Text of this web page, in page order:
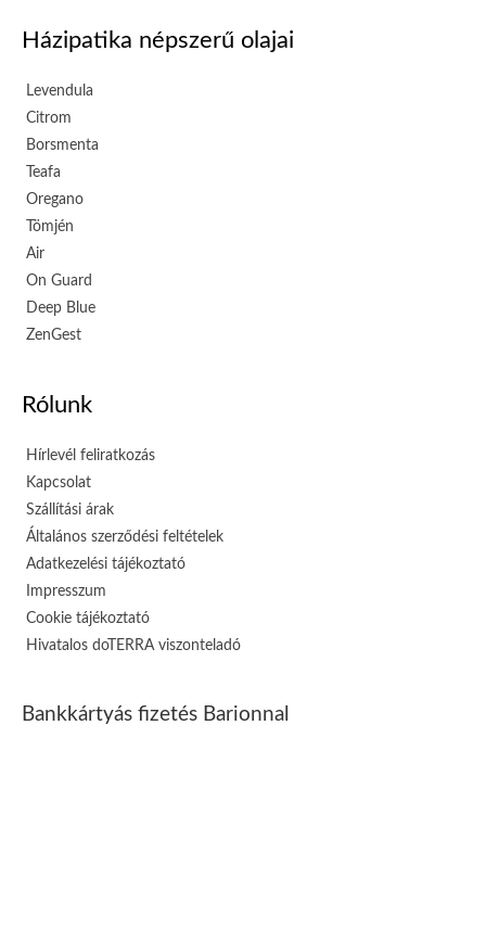
Házipatika népszerű olajai
Levendula
Citrom
Borsmenta
Teafa
Oregano
Tömjén
Air
On Guard
Deep Blue
ZenGest
Rólunk
Hírlevél feliratkozás
Kapcsolat
Szállítási árak
Általános szerződési feltételek
Adatkezelési tájékoztató
Impresszum
Cookie tájékoztató
Hivatalos doTERRA viszonteladó
Bankkártyás fizetés Barionnal